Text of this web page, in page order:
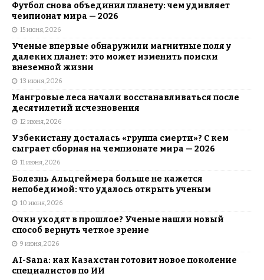
Футбол снова объединил планету: чем удивляет
чемпионат мира — 2026
15 июня, 2026
Ученые впервые обнаружили магнитные поля у
далеких планет: это может изменить поиски
внеземной жизни
13 июня, 2026
Мангровые леса начали восстанавливаться после
десятилетий исчезновения
12 июня, 2026
Узбекистану досталась «группа смерти»? С кем
сыграет сборная на чемпионате мира — 2026
11 июня, 2026
Болезнь Альцгеймера больше не кажется
непобедимой: что удалось открыть ученым
10 июня, 2026
Очки уходят в прошлое? Ученые нашли новый
способ вернуть четкое зрение
9 июня, 2026
AI-Sana: как Казахстан готовит новое поколение
специалистов по ИИ